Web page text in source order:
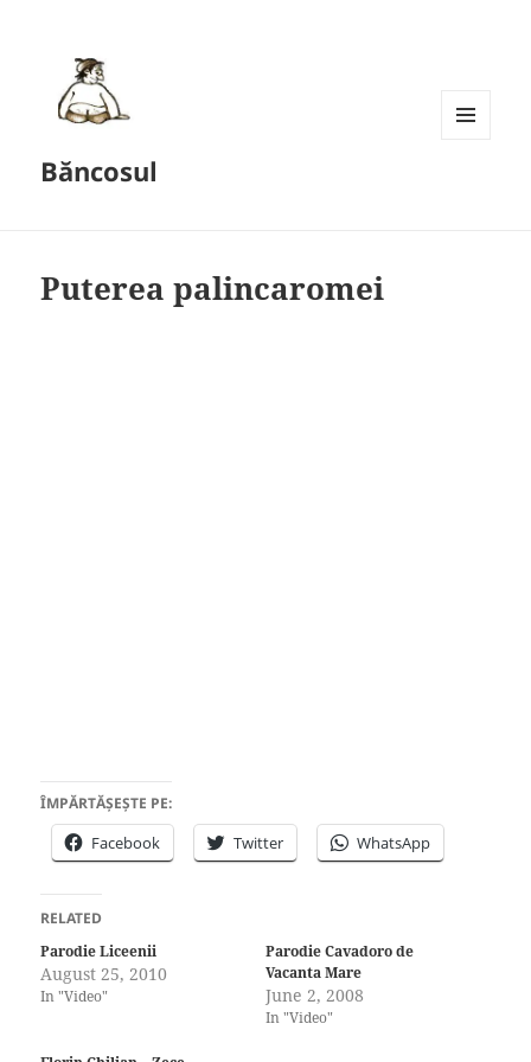
Băncosul
Puterea palincaromei
ÎMPĂRTĂȘEȘTE PE:
Facebook Twitter WhatsApp
RELATED
Parodie Liceenii
August 25, 2010
In "Video"
Parodie Cavadoro de
Vacanta Mare
June 2, 2008
In "Video"